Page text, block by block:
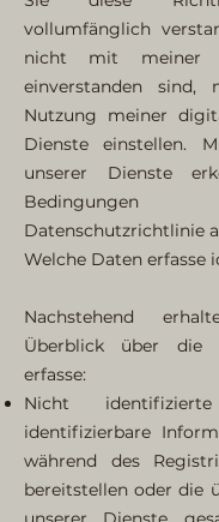
vollumfänglich
nicht mit meiner
einverstanden sind,
Nutzung meiner
Dienste einstellen.
unserer Dienste
Datenschutzrichtlinie
Welche Daten erfasse
Nachstehend
Überblick über die
erfasse:
Nicht
identifizierbare
während des
bereitstellen oder die